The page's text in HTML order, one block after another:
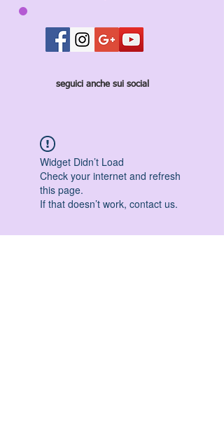
seguici anche sui social
Widget Didn’t Load
Check your internet and refresh
this page.
If that doesn’t work, contact us.